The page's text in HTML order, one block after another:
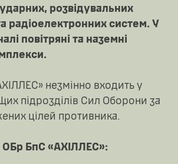
розвідувальних
радіоелектронних систем. У
повітряні та наземні
незмінно входить у
підрозділів Сил Оборони за
цілей противника.
ОБр БпС «АХІЛЛЕС»: